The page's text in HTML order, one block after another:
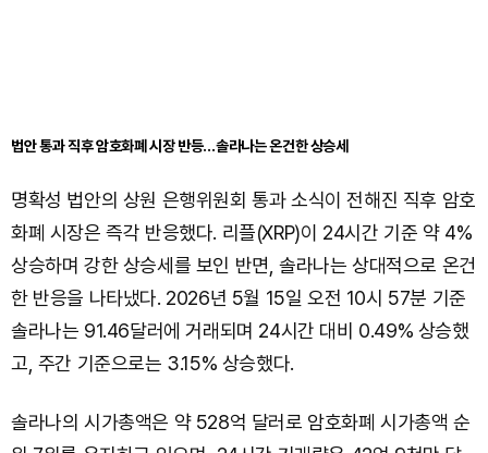
법안 통과 직후 암호화폐 시장 반등…솔라나는 온건한 상승세
명확성 법안의 상원 은행위원회 통과 소식이 전해진 직후 암호
화폐 시장은 즉각 반응했다. 리플(XRP)이 24시간 기준 약 4%
상승하며 강한 상승세를 보인 반면, 솔라나는 상대적으로 온건
한 반응을 나타냈다. 2026년 5월 15일 오전 10시 57분 기준
솔라나는 91.46달러에 거래되며 24시간 대비 0.49% 상승했
고, 주간 기준으로는 3.15% 상승했다.
솔라나의 시가총액은 약 528억 달러로 암호화폐 시가총액 순